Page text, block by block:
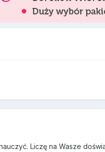
Liczę na Wasze